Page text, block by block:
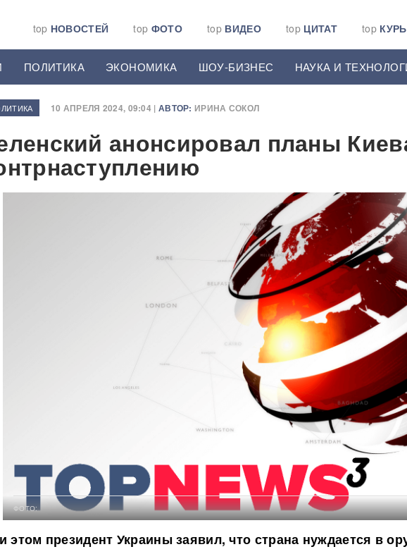
top НОВОСТЕЙ top ФОТО top ВИДЕО top ЦИТАТ top
ПОЛИТИКА ЭКОНОМИКА ШОУ-БИЗНЕС НАУКА И
10 АПРЕЛЯ 2024, 09:04 | АВТОР: ИРИНА СОКОЛ
анонсировал планы
ФОТО:
этом президент Украины заявил, что страна нуждается в